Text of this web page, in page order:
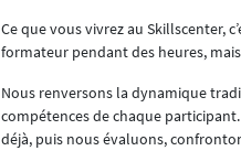
Ce que vous vivrez au Skillscenter,
formateur pendant des heures,
Nous renversons la dynamique
compétences de chaque
déjà, puis nous évaluons,